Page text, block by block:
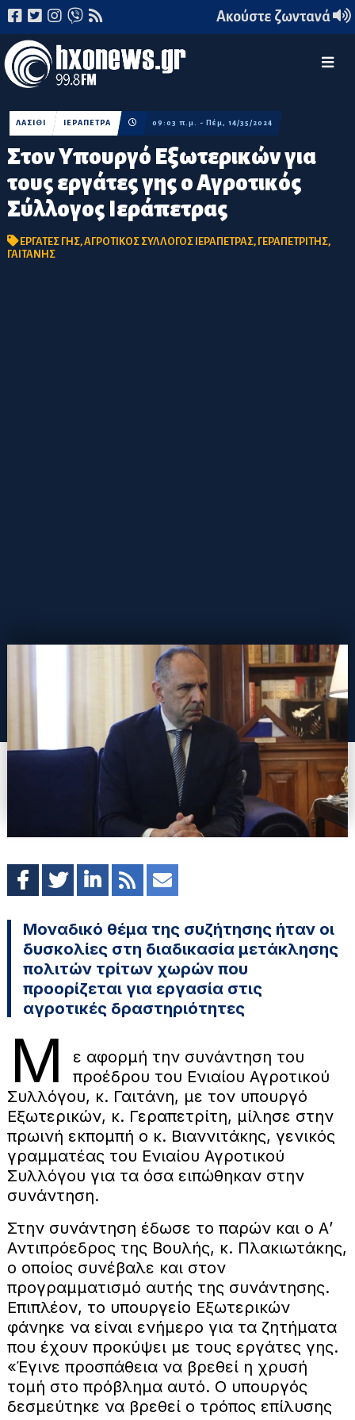
Ακούστε ζωντανά
Στον Υπουργό Εξωτερικών για
τους εργάτες γης ο Αγροτικός
Σύλλογος Ιεράπετρας
ΛΑΣΙΘΙ ΙΕΡΑΠΕΤΡΑ 09:03 π.μ. - Πέμ, 14/35/2024
ΕΡΓΑΤΕΣ ΓΗΣ,ΑΓΡΟΤΙΚΟΣ ΣΥΛΛΟΓΟΣ ΙΕΡΑΠΕΤΡΑΣ, ΓΕΡΑΠΕΤΡΙΤΗΣ,
ΓΑΙΤΑΝΗΣ
Μοναδικό θέμα της συζήτησης ήταν οι
δυσκολίες στη διαδικασία μετάκλησης
πολιτών τρίτων χωρών που
προορίζεται για εργασία στις
αγροτικές δραστηριότητες
Μ
ε αφορμή την συνάντηση του
προέδρου του Ενιαίου Αγροτικού
Συλλόγου, κ. Γαιτάνη, με τον υπουργό
Εξωτερικών, κ. Γεραπετρίτη, μίλησε στην
πρωινή εκπομπή ο κ. Βιαννιτάκης, γενικός
γραμματέας του Ενιαίου Αγροτικού
Συλλόγου για τα όσα ειπώθηκαν στην
συνάντηση.
Στην συνάντηση έδωσε το παρών και ο Α’
Αντιπρόεδρος της Βουλής, κ. Πλακιωτάκης,
ο οποίος συνέβαλε και στον
προγραμματισμό αυτής της συνάντησης.
Επιπλέον, το υπουργείο Εξωτερικών
φάνηκε να είναι ενήμερο για τα ζητήματα
που έχουν προκύψει με τους εργάτες γης.
«Έγινε προσπάθεια να βρεθεί η χρυσή
τομή στο πρόβλημα αυτό. Ο υπουργός
δεσμεύτηκε να βρεθεί ο τρόπος επίλυσης